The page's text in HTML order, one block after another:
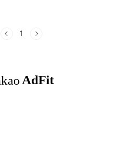
다. 이 작품은 2008년 청룡영화제에서 최
었지만 영화 스토리에 자연스레 몰입하면
1